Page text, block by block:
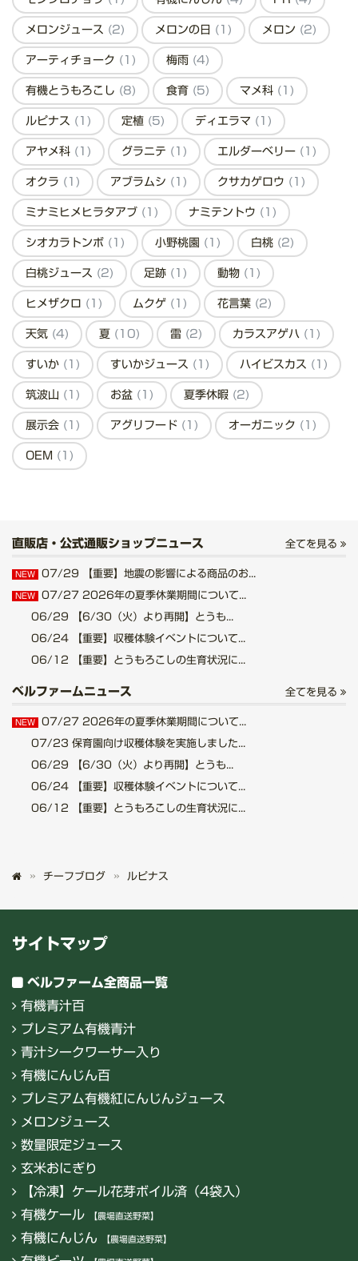
メロンジュース (2) メロンの日 (1) メロン (2)
アーティチョーク (1) 梅雨 (4)
有機とうもろこし (8) 食育 (5) マメ科 (1)
ルピナス (1) 定植 (5) ディエラマ (1)
アヤメ科 (1) グラニテ (1) エルダーベリー (1)
オクラ (1) アブラムシ (1) クサカゲロウ (1)
ミナミヒメヒラタアブ (1) ナミテントウ (1)
シオカラトンボ (1) 小野桃園 (1) 白桃 (2)
白桃ジュース (2) 足跡 (1) 動物 (1)
ヒメザクロ (1) ムクゲ (1) 花言葉 (2)
天気 (4) 夏 (10) 雷 (2) カラスアゲハ (1)
すいか (1) すいかジュース (1) ハイビスカス (1)
筑波山 (1) お盆 (1) 夏季休暇 (2)
展示会 (1) アグリフード (1) オーガニック (1)
OEM (1)
直販店・公式通販ショップニュース 全てを見る
NEW 07/29 【重要】地震の影響による商品のお...
NEW 07/27 2026年の夏季休業期間について...
06/29 【6/30（火）より再開】とうも...
06/24 【重要】収穫体験イベントについて...
06/12 【重要】とうもろこしの生育状況に...
ベルファームニュース 全てを見る
NEW 07/27 2026年の夏季休業期間について...
07/23 保育園向け収穫体験を実施しました...
06/29 【6/30（火）より再開】とうも...
06/24 【重要】収穫体験イベントについて...
06/12 【重要】とうもろこしの生育状況に...
チーフブログ ルピナス
サイトマップ
ベルファーム全商品一覧
有機青汁百
プレミアム有機青汁
青汁シークワーサー入り
有機にんじん百
プレミアム有機紅にんじんジュース
メロンジュース
数量限定ジュース
玄米おにぎり
【冷凍】ケール花芽ボイル済（4袋入）
有機ケール
【農場直送野菜】
有機にんじん 【農場直送野菜】